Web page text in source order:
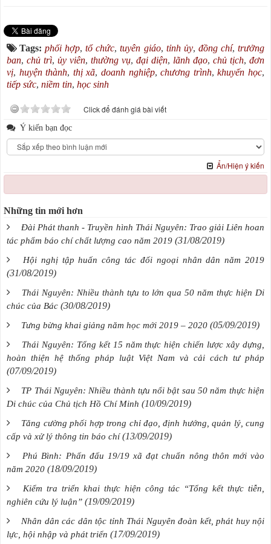
Tags:phối hợp,tổ chức,tuyên giáo, tỉnh ủy, đồng chí,trưởng
ban, chủ trì, ủy viên, thường vụ, đại diện, lãnh đạo, chủ tịch, đơn
vị, huyện thành, thị xã,doanh nghiệp,chương trình,khuyến học,
tiếp sức, niềm tin, học sinh
Click để đánh giá bài viết
Ý kiến bạn đọc
Ẩn/Hiện ý kiến
Những tin mới hơn
Đài Phát thanh - Truyền hình Thái Nguyên: Trao giải Liên hoan
tác phẩm báo chí chất lượng cao năm 2019 (31/08/2019)
Hội nghị tập huấn công tác đối ngoại nhân dân năm 2019
(31/08/2019)
Thái Nguyên: Nhiều thành tựu to lớn qua 50 năm thực hiện Di
chúc của Bác (30/08/2019)
Tưng bừng khai giảng năm học mới 2019 – 2020 (05/09/2019)
Thái Nguyên: Tổng kết 15 năm thực hiện chiến lược xây dựng,
hoàn thiện hệ thống pháp luật Việt Nam và cải cách tư pháp
(07/09/2019)
TP Thái Nguyên: Nhiều thành tựu nổi bật sau 50 năm thực hiện
Di chúc của Chủ tịch Hồ Chí Minh (10/09/2019)
Tăng cường phối hợp trong chỉ đạo, định hướng, quản lý, cung
cấp và xử lý thông tin báo chí (13/09/2019)
Phú Bình: Phấn đấu 19/19 xã đạt chuẩn nông thôn mới vào
năm 2020 (18/09/2019)
Kiểm tra triển khai thực hiện công tác “Tổng kết thực tiễn,
nghiên cứu lý luận” (19/09/2019)
Nhân dân các dân tộc tỉnh Thái Nguyên đoàn kết, phát huy nội
lực, hội nhập và phát triển (17/09/2019)